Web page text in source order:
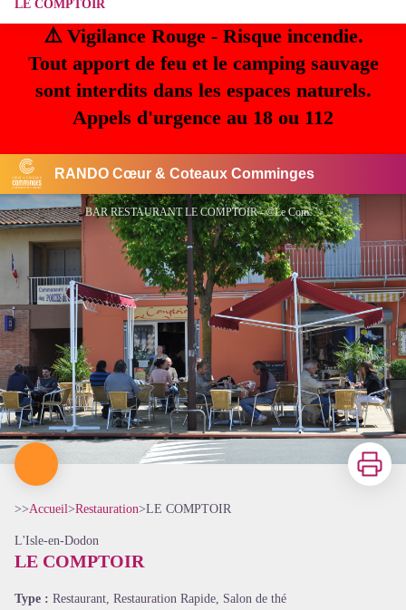
⚠️ Vigilance Rouge - Risque incendie.
Tout apport de feu et le camping sauvage
sont interdits dans les espaces naturels.
Appels d'urgence au 18 ou 112
RANDO Cœur & Coteaux Comminges
LE COMPTOIR
BAR RESTAURANT LE COMPTOIR - ©Le Comptoir
Imprimer
>>Accueil>Restauration>LE COMPTOIR
L'Isle-en-Dodon
LE COMPTOIR
Type : Restaurant, Restauration Rapide, Salon de thé